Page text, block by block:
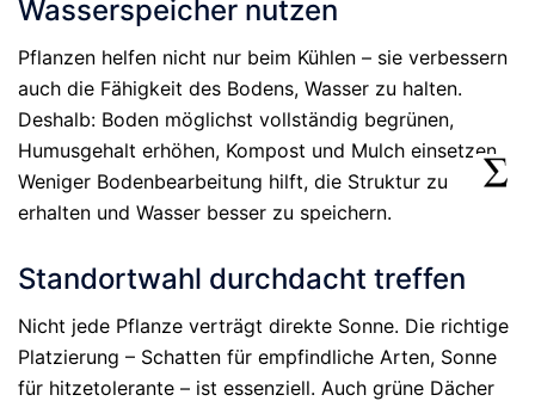
Wasserspeicher nutzen
Pflanzen helfen nicht nur beim Kühlen – sie verbessern
auch die Fähigkeit des Bodens, Wasser zu halten.
Deshalb: Boden möglichst vollständig begrünen,
Humusgehalt erhöhen, Kompost und Mulch einsetzen.
Weniger Bodenbearbeitung hilft, die Struktur zu
erhalten und Wasser besser zu speichern.
Standortwahl durchdacht treffen
Nicht jede Pflanze verträgt direkte Sonne. Die richtige
Platzierung – Schatten für empfindliche Arten, Sonne
für hitzetolerante – ist essenziell. Auch grüne Dächer